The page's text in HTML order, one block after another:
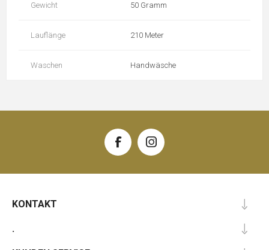
Gewicht 50 Gramm
Lauflänge 210 Meter
Waschen Handwäsche
KONTAKT
.